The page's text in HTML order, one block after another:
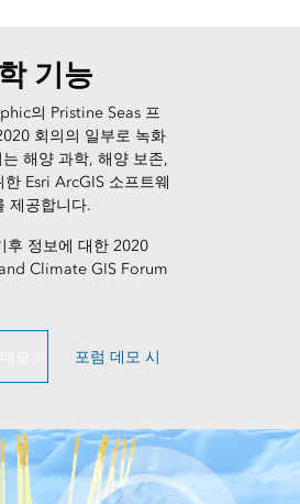
기능
의 Pristine Seas 프
회의의 일부로 녹화
해양 과학, 해양 보존,
Esri ArcGIS 소프트웨
제공합니다.
후 정보에 대한 2020
Climate GIS Forum
포럼 데모 시